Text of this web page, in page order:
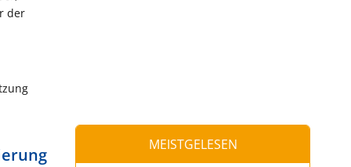
der
MEISTGELESEN